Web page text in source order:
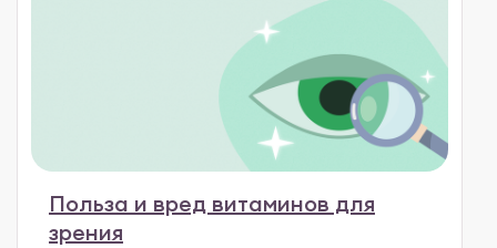
Польза и вред витаминов для
зрения